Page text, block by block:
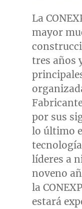
La
mayor
tres años
por sus
lo último
líderes a
noveno
la
estará